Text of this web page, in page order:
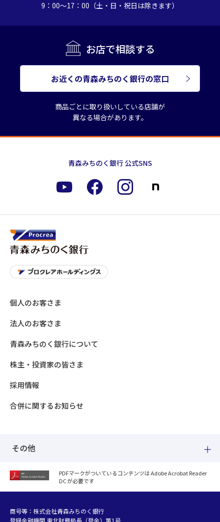
9：00～17：00（土・日・祝日は除きます）
お店で相談する
お近くの青森みちのく銀行の窓口
商品ごとに取り扱いしている店舗が
異なる場合があります。
青森みちのく銀行 公式SNS
個人のお客さま
法人のお客さま
青森みちのく銀行について
株主・投資家の皆さま
採用情報
合併に関するお知らせ
その他
紛失した場合
個人データおよび法人情報に関するグループ共同利用について
PDFマークがついているコンテンツは Adobe Acrobat Reader
DC が必要です
商号等：株式会社青森みちのく銀行